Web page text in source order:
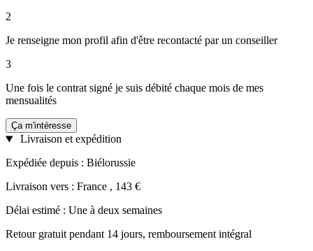
2
Je renseigne mon profil afin d'être recontacté par un conseiller
3
Une fois le contrat signé je suis débité chaque mois de mes
mensualités
Ça m'intéresse
Livraison et expédition
Expédiée depuis : Biélorussie
Livraison vers : France , 143 €
Délai estimé : Une à deux semaines
Retour gratuit pendant 14 jours, remboursement intégral